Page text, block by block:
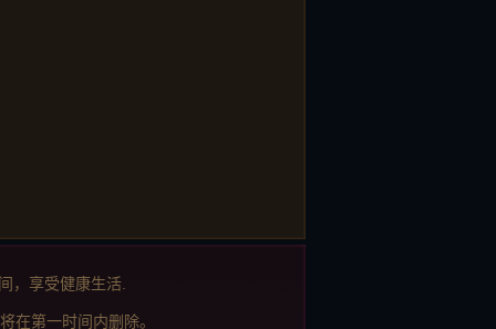
，享受健康生活.
在第一时间内删除。